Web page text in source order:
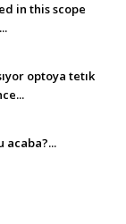
in this scope
optoya tetık
acaba?...